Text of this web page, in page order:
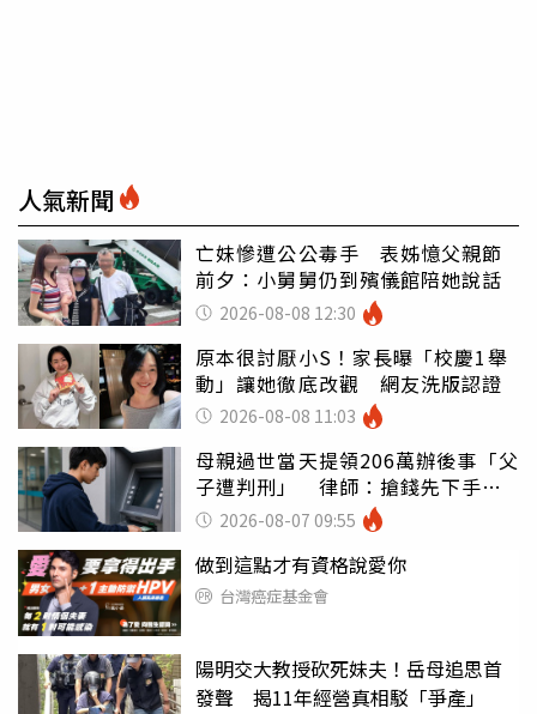
人氣新聞
亡妹慘遭公公毒手 表姊憶父親節
前夕：小舅舅仍到殯儀館陪她說話
2026-08-08 12:30
原本很討厭小S！家長曝「校慶1舉
動」讓她徹底改觀 網友洗版認證
2026-08-08 11:03
母親過世當天提領206萬辦後事「父
子遭判刑」 律師：搶錢先下手是
罪 2026-08-07 09:55
做到這點才有資格說愛你
台灣癌症基金會
陽明交大教授砍死妹夫！岳母追思首
發聲 揭11年經營真相駁「爭產」